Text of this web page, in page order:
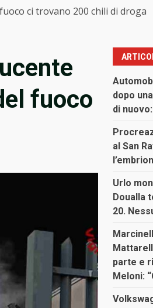
ci trovano 200 chili di droga
fuoco
dopo
di
al San
Urlo
Doualla
20.
parte e
Meloni: